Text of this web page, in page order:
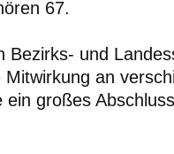
67.
Bezirks- und
an
ein großes